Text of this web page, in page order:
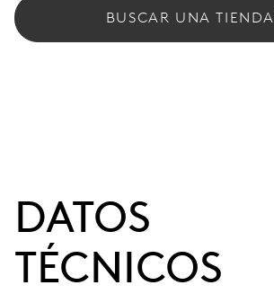
BUSCAR UNA TIENDA
DATOS
TÉCNICOS